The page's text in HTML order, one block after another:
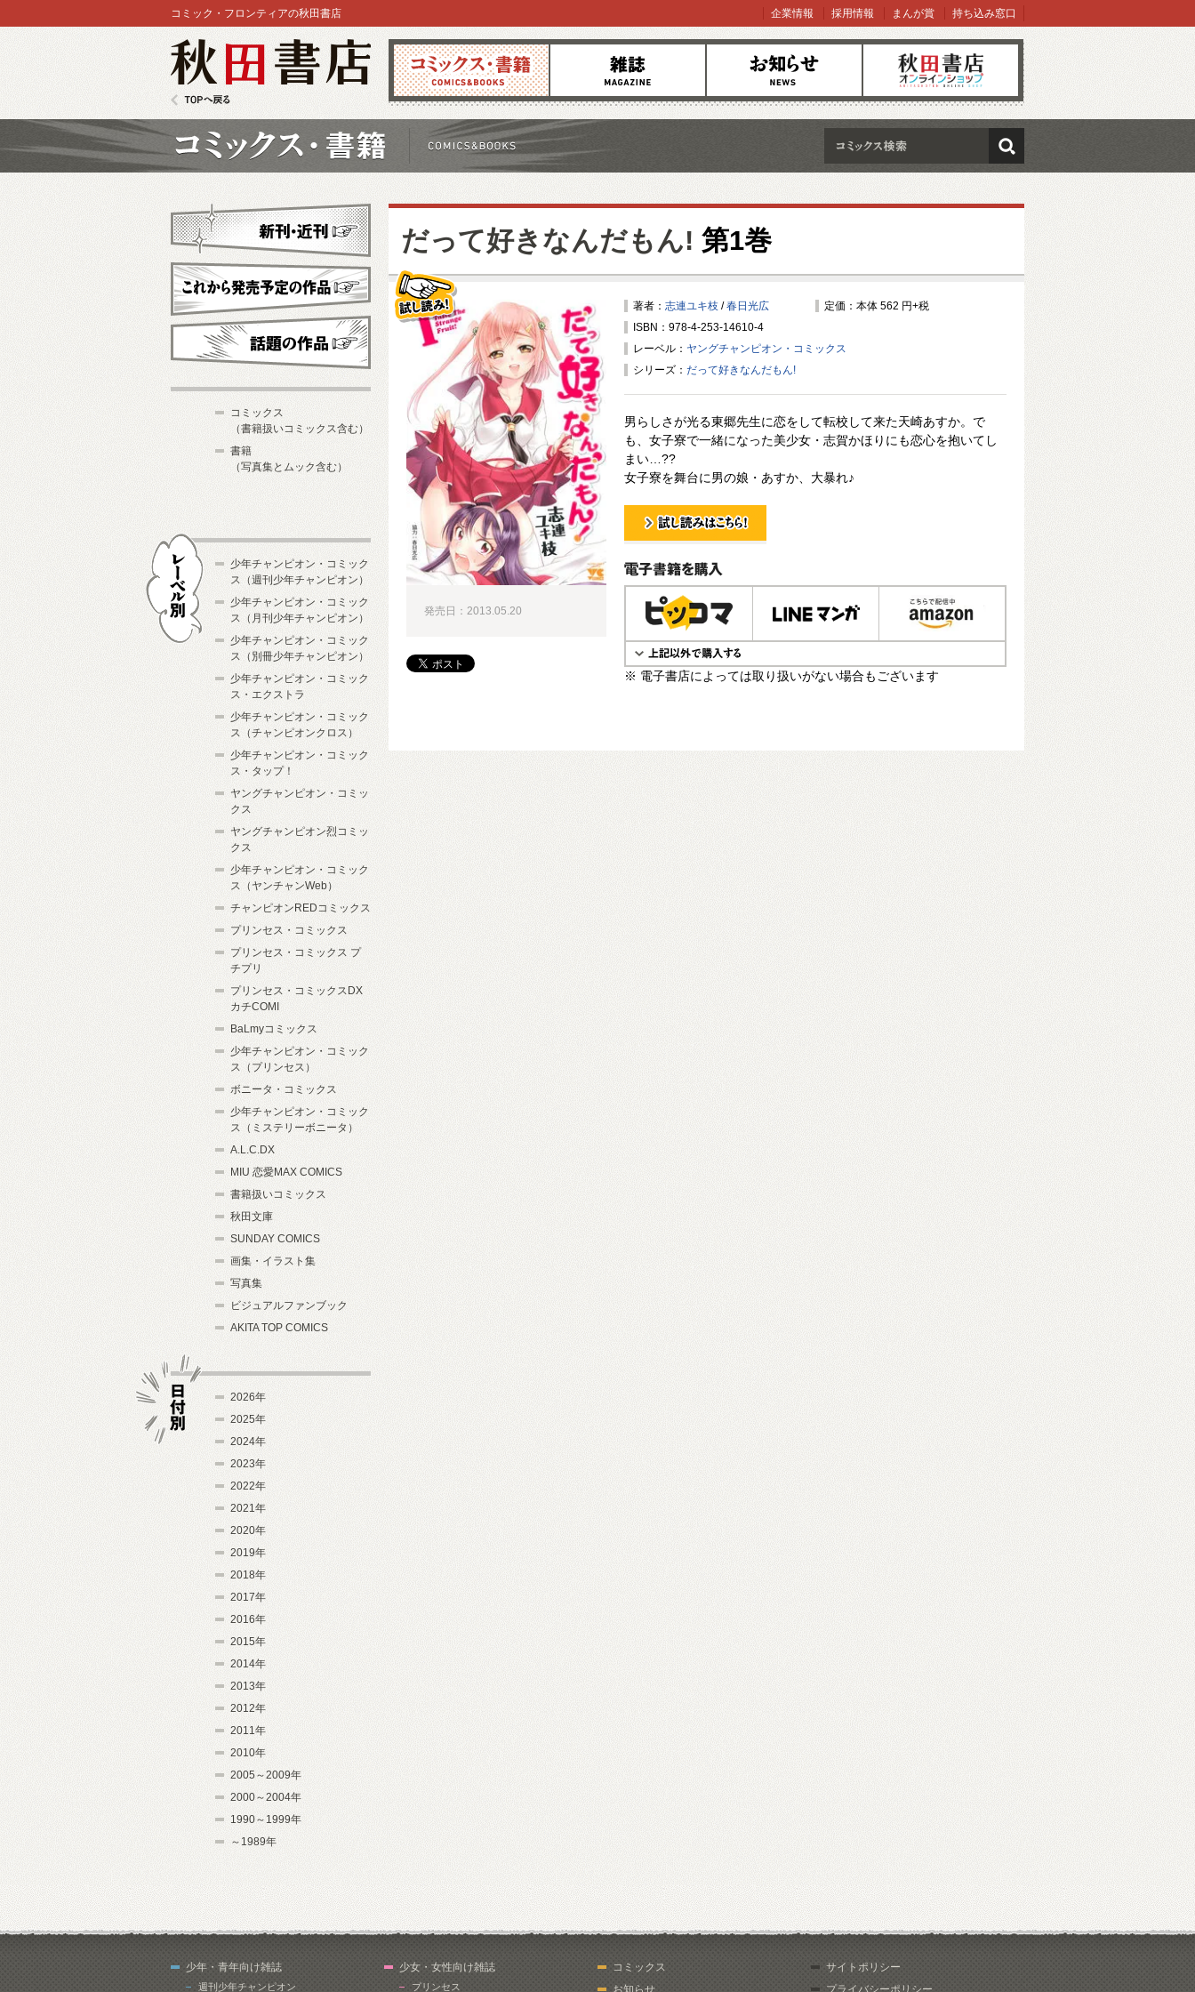
コミックス 雑誌 お知らせ オンラインショップ
コミック・フロンティアの秋田書店 企業情報 採用情報 まんが賞 持ち込み窓口
検索
だって好きなんだもん! 第1巻
著者： 志連ユキ枝 /春日光広
定価：本体 562 円+税
ISBN：978-4-253-14610-4
レーベル： ヤングチャンピオン・コミックス
シリーズ： だって好きなんだもん!
男らしさが光る東郷先生に恋をして転校して来た天崎あすか。で
も、女子寮で一緒になった美少女・志賀かほりにも恋心を抱いてし
まい…??
女子寮を舞台に男の娘・あすか、大暴れ♪
試し読み！
電子書籍で購入
※ 電子書店によっては取り扱いがない場合もございます
発売日：2013.05.20
新刊・近刊
これから発売予定
コミックス
（書籍扱いコミックス含む）
書籍
（写真集とムック含む）
少年チャンピオン・コミック
ス（週刊少年チャンピオン）
少年チャンピオン・コミック
ス（月刊少年チャンピオン）
少年チャンピオン・コミック
ス（別冊少年チャンピオン）
少年チャンピオン・コミック
ス・エクストラ
少年チャンピオン・コミック
ス（チャンピオンクロス）
少年チャンピオン・コミック
ス・タップ！
ヤングチャンピオン・コミッ
クス
ヤングチャンピオン烈コミッ
クス
少年チャンピオン・コミック
ス（ヤンチャンWeb）
チャンピオンREDコミックス
プリンセス・コミックス
プリンセス・コミックス プ
チプリ
プリンセス・コミックスDX
カチCOMI
BaLmyコミックス
少年チャンピオン・コミック
ス（プリンセス）
ボニータ・コミックス
少年チャンピオン・コミック
ス（ミステリーボニータ）
A.L.C.DX
MIU 恋愛MAX COMICS
書籍扱いコミックス
秋田文庫
SUNDAY COMICS
画集・イラスト集
写真集
ビジュアルファンブック
AKITA TOP COMICS
2026年
2025年
2024年
2023年
2022年
2021年
2020年
2019年
2018年
2017年
2016年
2015年
2014年
2013年
2012年
2011年
2010年
2005～2009年
2000～2004年
1990～1999年
～1989年
少年・青年向け雑誌
週刊少年チャンピオン
少女・女性向け雑誌
プリンセス
コミックス
お知らせ
サイトポリシー
プライバシーポリシー